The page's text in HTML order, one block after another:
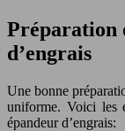
Préparation
d’engrais
Une bonne
uniforme. Voici les
épandeur d’engrais: